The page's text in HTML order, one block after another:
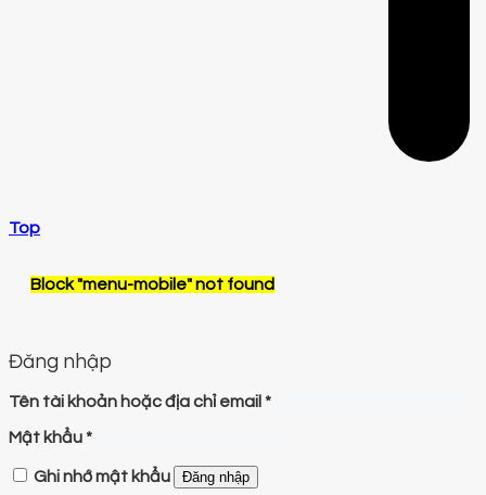
Top
Block"menu-mobile"not found
Đăng nhập
Tên tài khoản hoặc địa chỉ email *
Mật khẩu*
Ghi nhớ mật khẩu Đăng nhập